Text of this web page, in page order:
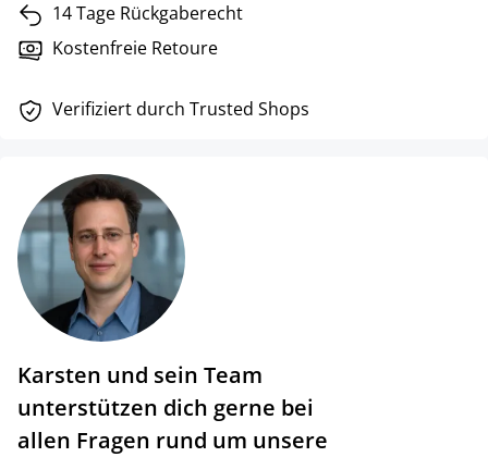
14 Tage Rückgaberecht
Kostenfreie Retoure
Verifiziert durch Trusted Shops
Karsten und sein Team
unterstützen dich gerne bei
allen Fragen rund um unsere